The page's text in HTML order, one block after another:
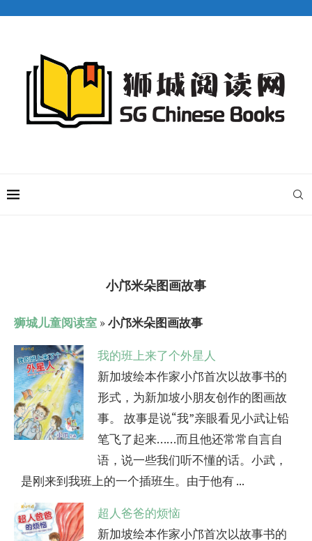
小邝米朵图画故事
狮城儿童阅读室 »小邝米朵图画故事
我的班上来了个外星人
新加坡绘本作家小邝首次以故事书的
形式，为新加坡小朋友创作的图画故
事。 故事是说“我”亲眼看见小武让铅
笔飞了起来……而且他还常常自言自
语，说一些我们听不懂的话。小武，
是刚来到我班上的一个插班生。由于他有 ...
超人爸爸的烦恼
新加坡绘本作家小邝首次以故事书的